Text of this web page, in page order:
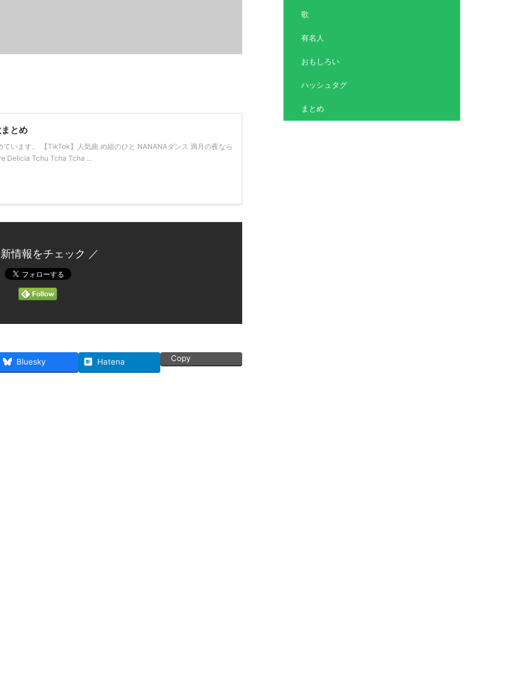
とめ
います。 【TikTok】人気曲 め組のひと NANANAダンス 満月の夜なら
Delicia Tchu Tcha Tcha ...
情報をチェック ／
Bluesky Hatena Copy
歌
有名人
おもしろい
ハッシュタグ
まとめ